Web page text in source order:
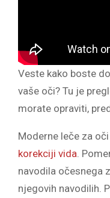
Veste kako boste
vaše oči? Tu je
morate opraviti,
Moderne leče za
korekciji vida.
navodila očesnega
njegovih navodilih.